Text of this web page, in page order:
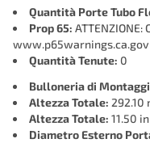
Quantità Porte Tubo
Prop 65:
www.p65warnings.ca.gov
Quantità Tenute: 0
Bulloneria di
Altezza Totale: 292.10
Altezza Totale: 11.50 in
Diametro Esterno